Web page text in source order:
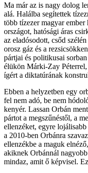
Ma már az is nagy dolog
alá. Halálba segítettek
több tízezer magyar
országot, hatósági áras
az eladósodott, csőd
orosz gáz és a
pártjai és politikusai
élükön Márki-Zay
ígért a diktatúrának
Ebben a helyzetben egy
fel nem adó, be nem
kenyér. Lassan Orbán
pártot a megszűnéstől, a
ellenzéket, egyre
a 2010-ben Orbánra
ellenzékbe a maguk
akiknek Orbánnál
mindaz, amit ő képvisel.